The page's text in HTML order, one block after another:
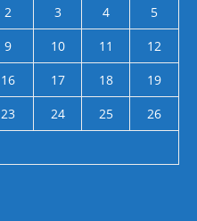
2 3 4
5
9 10 11
12
16 17 18
19
23 24 25
26